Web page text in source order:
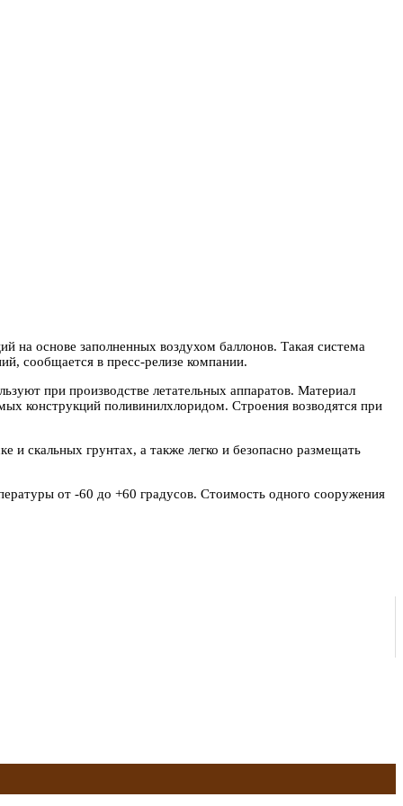
на основе заполненных воздухом баллонов. Такая система
сообщается в пресс-релизе компании.
при производстве летательных аппаратов. Материал
конструкций поливинилхлоридом. Строения возводятся при
скальных грунтах, а также легко и безопасно размещать
от -60 до +60 градусов. Стоимость одного сооружения